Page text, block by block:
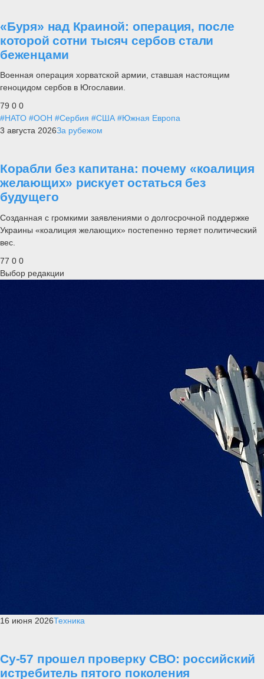
«Буря» над Краиной: операция, после
которой сотни тысяч сербов стали
беженцами
Военная операция хорватской армии, ставшая настоящим
геноцидом сербов в Югославии.
79 0 0
#НАТО #ООН #Сербия #США #Южная Европа
3 августа 2026За рубежом
Корабли без капитана: почему «коалиция
желающих» рискует остаться без
будущего
Созданная с громкими заявлениями о долгосрочной поддержке
Украины «коалиция желающих» постепенно теряет политический
вес.
77 0 0
Выбор редакции
16 июня 2026Техника
Су-57 прошел проверку СВО: российский
истребитель пятого поколения